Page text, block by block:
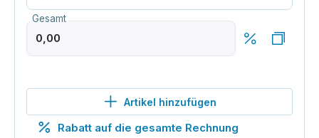
Gesamt
Artikel hinzufügen
Rabatt auf die gesamte Rechnung